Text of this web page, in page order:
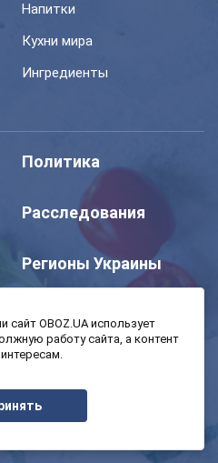
Напитки
Кухни мира
Ингредиенты
Политика
Расследования
Регионы Украины
Спорт
Авто
Экономика
сайт OBOZ.UA использует
работу сайта, а контент